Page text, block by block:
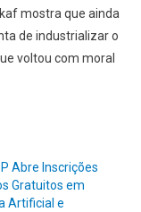
mostra que ainda
de industrializar o
voltou com moral
Abre Inscrições
Gratuitos em
Artificial e